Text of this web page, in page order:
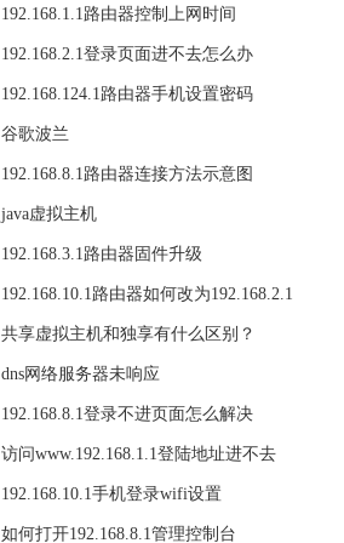
192.168.1.1路由器控制上网时间
192.168.2.1登录页面进不去怎么办
192.168.124.1路由器手机设置密码
谷歌波兰
192.168.8.1路由器连接方法示意图
java虚拟主机
192.168.3.1路由器固件升级
192.168.10.1路由器如何改为192.168.2.1
共享虚拟主机和独享有什么区别？
dns网络服务器未响应
192.168.8.1登录不进页面怎么解决
访问www.192.168.1.1登陆地址进不去
192.168.10.1手机登录wifi设置
如何打开192.168.8.1管理控制台